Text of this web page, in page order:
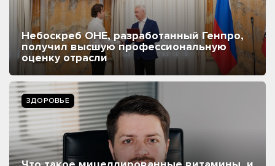
Небоскреб ОНЕ, разработанный Генпро,
получил высшую профессиональную
оценку отрасли
ЗДОРОВЬЕ